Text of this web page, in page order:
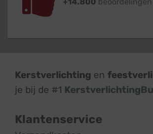
Kerstverlichting en
je bij de #1
Klantenservice